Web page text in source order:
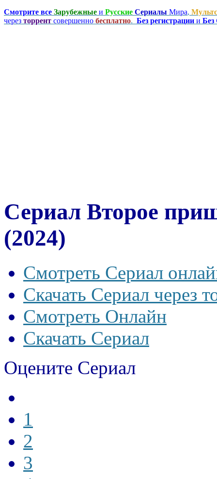
Смотрите все Зарубежные и Русские Сериалы Мира,
через торрент совершенно бесплатно. Без регистрации и
Сериал Второе
(2024)
Смотреть Сериал
Скачать Сериал через
Смотреть Онлайн
Скачать Сериал
Оцените Сериал
1
2
3